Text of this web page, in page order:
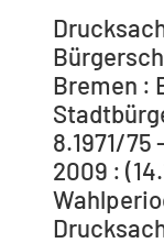
Bremen :
8.1971/75
2009 :